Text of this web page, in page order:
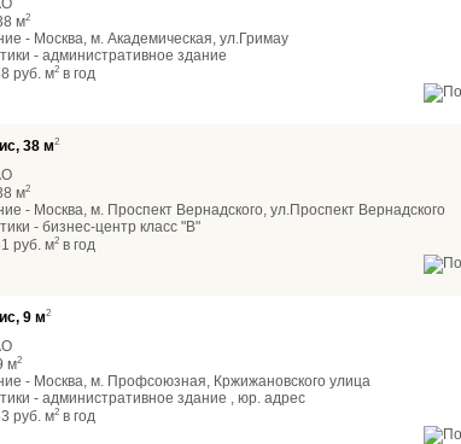
м2
- Москва, м. Академическая, ул.Гримау
- административное здание
руб. м2 в год
38 м2
м2
- Москва, м. Проспект Вернадского, ул.Проспект Вернадского
- бизнес-центр класс "В"
руб. м2 в год
9 м2
м2
- Москва, м. Профсоюзная, Кржижановского улица
- административное здание , юр. адрес
руб. м2 в год